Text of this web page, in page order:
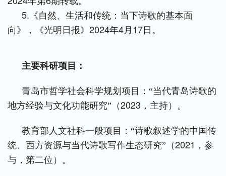
5. 《自然、生活和传统：当下诗歌的基本面
向》，《光明日报》 2024年4月 17 日。
主要科研项目：
青岛市哲学社会科学规划项目：“当代青岛诗歌的
地方经验与文化功能研究”（2023 ，主持）。
教育部人文社科一般项目：“诗歌叙述学的中国传
统、西方资源与当代诗歌写作生态研究”（2021 ，参
与，第二位）。